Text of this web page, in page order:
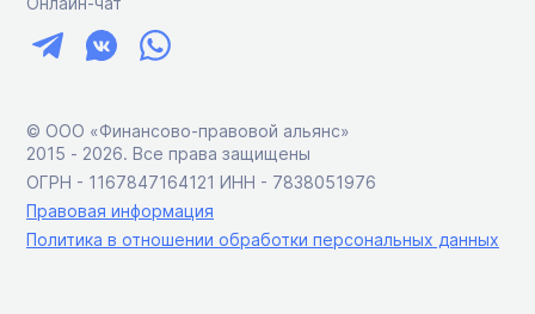
© ООО «Финансово-правовой альянс»
2015 ‑ 2026. Все права защищены
ОГРН - 1167847164121 ИНН - 7838051976
Правовая информация
Политика в отношении обработки персональных данных